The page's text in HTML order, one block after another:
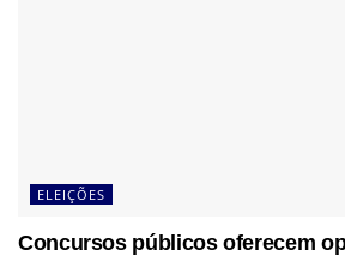
ELEIÇÕES
Concursos públicos oferecem